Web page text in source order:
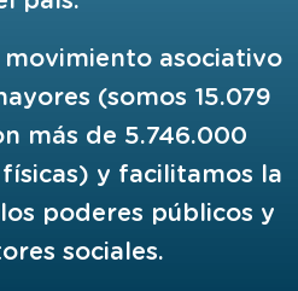
asociativo
(somos 15.079
más de 5.746.000
y facilitamos la
poderes públicos y
sociales.